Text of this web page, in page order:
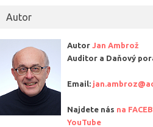
Autor
Autor Jan Ambrož
Auditor a Daňový
Email:
Najdete nás na
YouTube